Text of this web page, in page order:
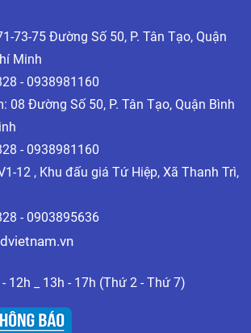
73-75 Đường Số 50, P. Tân Tạo, Quận
Minh
- 0938981160
08 Đường Số 50, P. Tân Tạo, Quận Bình
- 0938981160
12 , Khu đấu giá Tứ Hiệp, Xã Thanh Trì,
- 0903895636
12h _ 13h - 17h (Thứ 2 - Thứ 7)